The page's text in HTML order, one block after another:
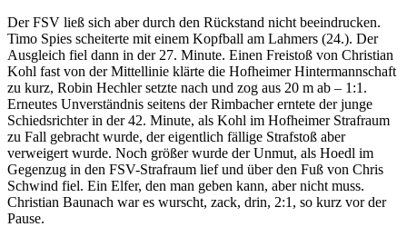
Der FSV ließ sich aber durch den Rückstand nicht beeindrucken.
Timo Spies scheiterte mit einem Kopfball am Lahmers (24.). Der
Ausgleich fiel dann in der 27. Minute. Einen Freistoß von Christian
Kohl fast von der Mittellinie klärte die Hofheimer Hintermannschaft
zu kurz, Robin Hechler setzte nach und zog aus 20 m ab – 1:1.
Erneutes Unverständnis seitens der Rimbacher erntete der junge
Schiedsrichter in der 42. Minute, als Kohl im Hofheimer Strafraum
zu Fall gebracht wurde, der eigentlich fällige Strafstoß aber
verweigert wurde. Noch größer wurde der Unmut, als Hoedl im
Gegenzug in den FSV-Strafraum lief und über den Fuß von Chris
Schwind fiel. Ein Elfer, den man geben kann, aber nicht muss.
Christian Baunach war es wurscht, zack, drin, 2:1, so kurz vor der
Pause.